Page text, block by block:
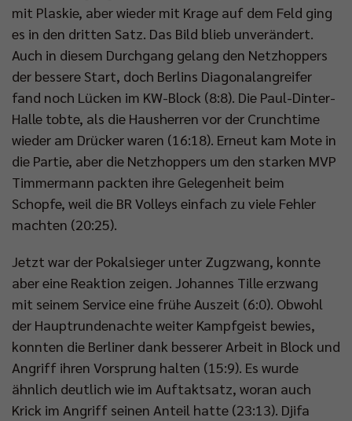
mit Plaskie, aber wieder mit Krage auf dem Feld ging
es in den dritten Satz. Das Bild blieb unverändert.
Auch in diesem Durchgang gelang den Netzhoppers
der bessere Start, doch Berlins Diagonalangreifer
fand noch Lücken im KW-Block (8:8). Die Paul-Dinter-
Halle tobte, als die Hausherren vor der Crunchtime
wieder am Drücker waren (16:18). Erneut kam Mote in
die Partie, aber die Netzhoppers um den starken MVP
Timmermann packten ihre Gelegenheit beim
Schopfe, weil die BR Volleys einfach zu viele Fehler
machten (20:25).
Jetzt war der Pokalsieger unter Zugzwang, konnte
aber eine Reaktion zeigen. Johannes Tille erzwang
mit seinem Service eine frühe Auszeit (6:0). Obwohl
der Hauptrundenachte weiter Kampfgeist bewies,
konnten die Berliner dank besserer Arbeit in Block und
Angriff ihren Vorsprung halten (15:9). Es wurde
ähnlich deutlich wie im Auftaktsatz, woran auch
Krick im Angriff seinen Anteil hatte (23:13). Djifa